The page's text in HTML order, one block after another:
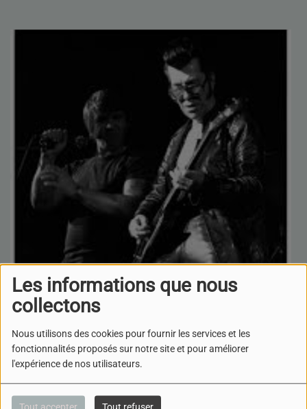
Les informations que nous
collectons
Nous utilisons des cookies pour fournir les services et les
fonctionnalités proposés sur notre site et pour améliorer
l'expérience de nos utilisateurs.
méconnus.
ROCK À TOUS LES ÉTAGES-
BRYAN FERRY & ROXY MUSIC